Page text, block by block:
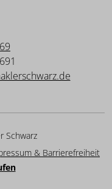
Schwarz
& Barrierefreiheit